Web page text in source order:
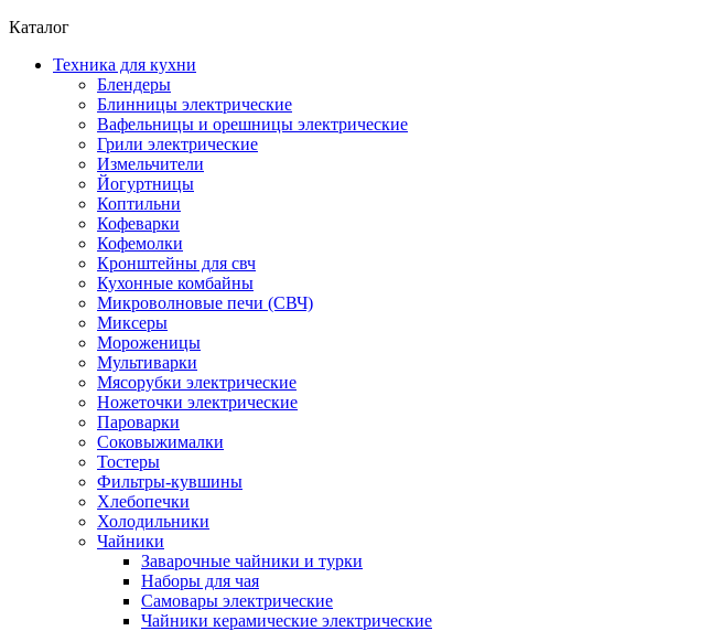
Каталог
Техника для кухни
Блендеры
Блинницы электрические
Вафельницы и орешницы электрические
Грили электрические
Измельчители
Йогуртницы
Коптильни
Кофеварки
Кофемолки
Кронштейны для свч
Кухонные комбайны
Микроволновые печи (СВЧ)
Миксеры
Мороженицы
Мультиварки
Мясорубки электрические
Ножеточки электрические
Пароварки
Соковыжималки
Тостеры
Фильтры-кувшины
Хлебопечки
Холодильники
Чайники
Заварочные чайники и турки
Наборы для чая
Самовары электрические
Чайники керамические электрические